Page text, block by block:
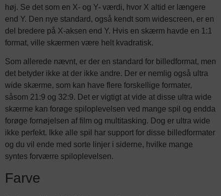
høj. Se det som en X- og Y- værdi, hvor X altid er længere
end Y. Den nye standard, også kendt som widescreen, er en
del bredere på X-aksen end Y. Hvis en skærm havde en 1:1
format, ville skærmen være helt kvadratisk.
Som allerede nævnt, er der en standard for billedformat, men
det betyder ikke at der ikke andre. Der er nemlig også ultra
wide skærme, som kan have flere forskellige formater,
såsom 21:9 og 32:9. Det er vigtigt at vide at disse ultra wide
skærme kan forøge spiloplevelsen ved mange spil og endda
forøge fornøjelsen af film og multitasking. Dog er ultra wide
ikke perfekt. Ikke alle spil har support for disse billedformater
og du vil ende med sorte linjer i siderne, hvilke mange
syntes forværre spiloplevelsen.
Farve